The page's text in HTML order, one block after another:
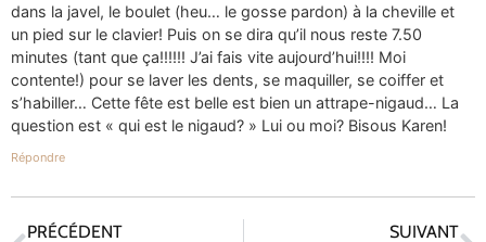
dans la javel, le boulet (heu… le gosse pardon) à la cheville et
un pied sur le clavier! Puis on se dira qu’il nous reste 7.50
minutes (tant que ça!!!!!! J’ai fais vite aujourd’hui!!!! Moi
contente!) pour se laver les dents, se maquiller, se coiffer et
s’habiller… Cette fête est belle est bien un attrape-nigaud… La
question est « qui est le nigaud? » Lui ou moi? Bisous Karen!
Répondre
PRÉCÉDENT
SUIVANT